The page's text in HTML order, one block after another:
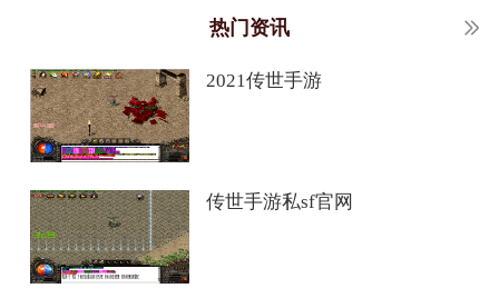
热门资讯
2021传世手游
传世手游私sf官网